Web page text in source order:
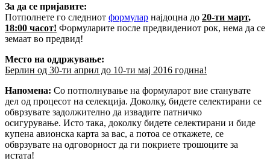
За да се пријавите:
Потполнете го следниот формулар најдоцна до 20-ти март,
18:00 часот! Формуларите после предвидениот рок, нема да се
земаат во предвид!
Место на оддржување:
Берлин од 30-ти април до 10-ти мај 2016 година!
Напомена: Со потполнување на формуларот вие станувате
дел од процесот на селекција. Доколку, бидете селектирани се
обврзувате задолжително да извадите патничко
осигурување. Исто така, доколку бидете селектирани и биде
купена авионска карта за вас, а потоа се откажете, се
обврзувате на одговорност да ги покриете трошоците за
истата!